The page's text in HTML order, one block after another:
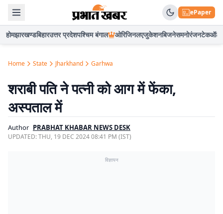
ePaper
होमझारखण्डबिहारउत्तर प्रदेशपश्चिम बंगाल ओरिजिनलएजुकेशनबिजनेसमनोरंजनटेकऑटो
Home State Jharkhand Garhwa
शराबी पति ने पत्नी को आग में फेंका,
अस्पताल में
Author PRABHAT KHABAR NEWS DESK
UPDATED:THU, 19 DEC 2024 08:41 PM (IST)
विज्ञापन